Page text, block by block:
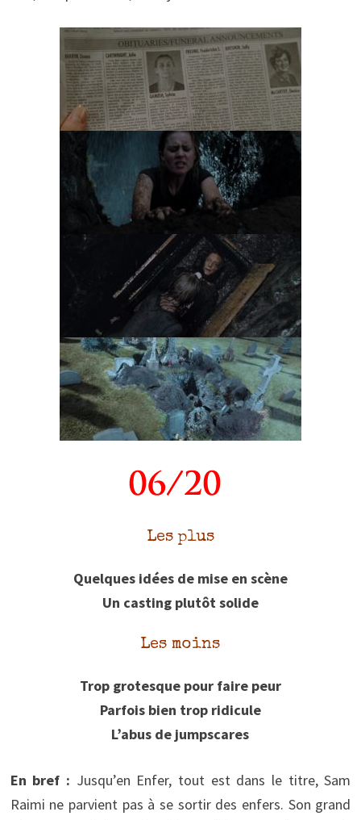
Les plus
Quelques idées de mise en scène
Un casting plutôt solide
Les moins
Trop grotesque pour faire peur
Parfois bien trop ridicule
L’abus de jumpscares
En bref : Jusqu’en Enfer, tout est dans le titre, Sam
Raimi ne parvient pas à se sortir des enfers. Son grand